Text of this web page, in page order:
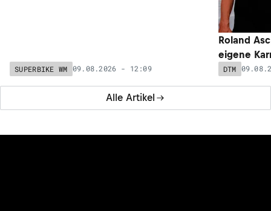
Alle Artikel
SUPERBIKE WM 09.08.2026 - 12:09
Roland
eigene
DTM